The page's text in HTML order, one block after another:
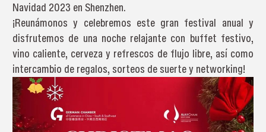
Navidad 2023 en Shenzhen.
¡Reunámonos y celebremos este gran festival anual y
disfrutemos de una noche relajante con buffet festivo,
vino caliente, cerveza y refrescos de flujo libre, así como
intercambio de regalos, sorteos de suerte y networking!